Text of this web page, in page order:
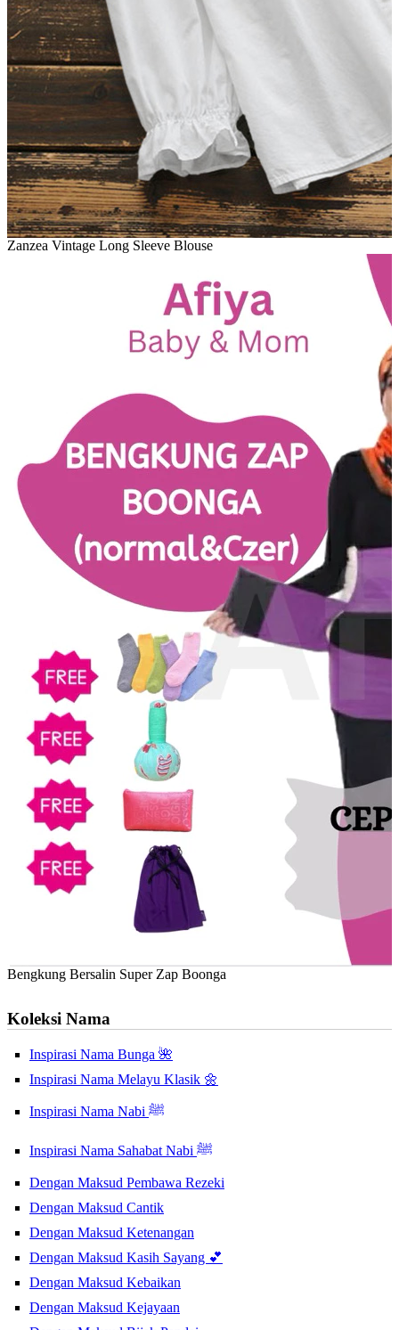
Zanzea Vintage Long Sleeve Blouse
Bengkung Bersalin Super Zap Boonga
Koleksi Nama
Inspirasi Nama Bunga 🌺
Inspirasi Nama Melayu Klasik 🌼
Inspirasi Nama Nabi ﷺ
Inspirasi Nama Sahabat Nabi ﷺ
Dengan Maksud Pembawa Rezeki
Dengan Maksud Cantik
Dengan Maksud Ketenangan
Dengan Maksud Kasih Sayang 💕
Dengan Maksud Kebaikan
Dengan Maksud Kejayaan